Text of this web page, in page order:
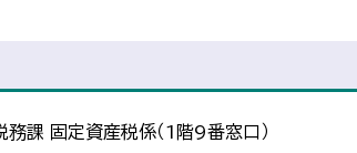
課 固定資産税係（1階9番窓口）